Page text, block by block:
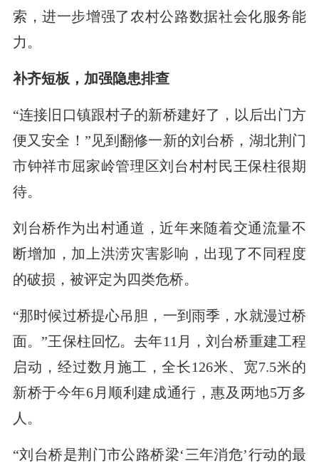
索，进一步增强了农村公路数据社会化服务能
力。
补齐短板，加强隐患排查
“连接旧口镇跟村子的新桥建好了，以后出门方
便又安全！”见到翻修一新的刘台桥，湖北荆门
市钟祥市屈家岭管理区刘台村村民王保柱很期
待。
刘台桥作为出村通道，近年来随着交通流量不
断增加，加上洪涝灾害影响，出现了不同程度
的破损，被评定为四类危桥。
“那时候过桥提心吊胆，一到雨季，水就漫过桥
面。”王保柱回忆。去年11月，刘台桥重建工程
启动，经过数月施工，全长126米、宽7.5米的
新桥于今年6月顺利建成通行，惠及两地5万多
人。
“刘台桥是荆门市公路桥梁‘三年消危’行动的最